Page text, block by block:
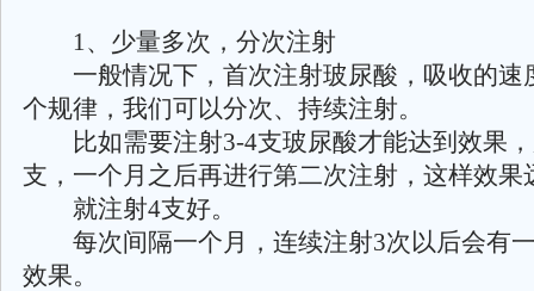
1、少量多次，分次注射
一般情况下，首次注射玻尿酸，吸收的速
个规律，我们可以分次、持续注射。
比如需要注射3-4支玻尿酸才能达到效果，
支，一个月之后再进行第二次注射，这样效果
就注射4支好。
每次间隔一个月，连续注射3次以后会有
效果。